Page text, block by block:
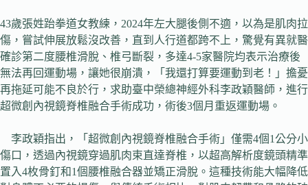
43歲張姓跆拳道女教練，2024年左大腿後側不適，以為是肌肉拉
傷，嘗試伸展放鬆沒改善，直到人行道都跨不上，驚覺有異就醫
確診第二度腰椎滑脫、椎弓斷裂，多達4-5家醫院均表示治療後
無法再回運動場，讓她很崩潰，「我還打算要運動到老！」擔憂
再拖延可能不良於行，求助臺中榮總神經外科李政穎醫師，進行
超微創內視鏡脊椎融合手術成功，術後3個月重返運動場。
李政穎指出，「超微創內視鏡脊椎融合手術」僅需4個1公分小
傷口，透過內視鏡穿過肌肉束直達脊椎，以超高解析度鏡頭精準
置入4枚骨釘和1個腰椎融合器並矯正滑脫。這種技術能大幅降低